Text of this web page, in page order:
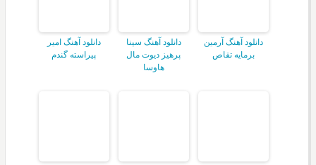
دانلود آهنگ آرمین
برمایه تقاص
دانلود آهنگ سینا
پرهیز دیوت مال
هاوسا
دانلود آهنگ امیر
پیراسته گندم